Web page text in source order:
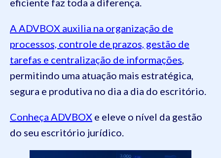
eficiente faz toda a diferença.
A ADVBOX auxilia na organização de
processos, controle de prazos, gestão de
tarefas e centralização de informações,
permitindo uma atuação mais estratégica,
segura e produtiva no dia a dia do escritório.
Conheça ADVBOX e eleve o nível da gestão
do seu escritório jurídico.